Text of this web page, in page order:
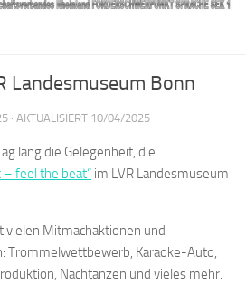
Landesmuseum Bonn
· AKTUALISIERT 10/04/2025
lang die Gelegenheit, die
– feel the beat“ im LVR Landesmuseum
vielen Mitmachaktionen und
Trommelwettbewerb, Karaoke-Auto,
Nachtanzen und vieles mehr.